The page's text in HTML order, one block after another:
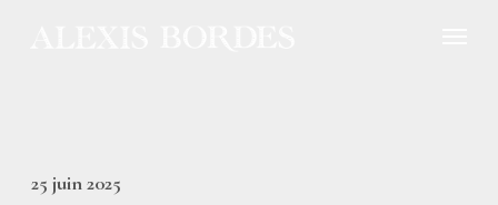
25 juin 2025